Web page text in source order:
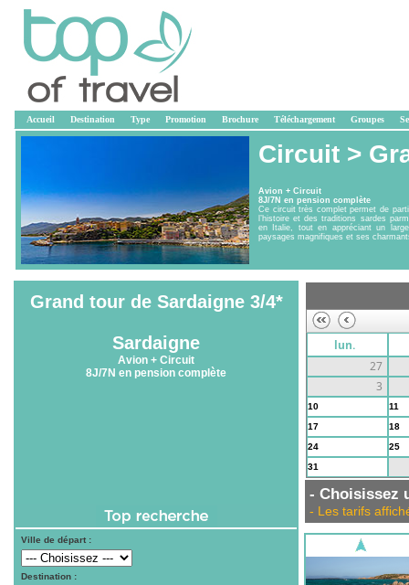
Accueil Destination Type Promotion Brochure Téléchargement Groupes
Circuit >
Avion + Circuit
8J/7N en pension complète
Ce circuit très complet permet de
l’histoire et des traditions sardes
en Italie, tout en appréciant un
paysages magnifiques et ses
Grand tour de Sardaigne 3/4*
Sardaigne
Avion + Circuit
8J/7N en pension complète
Ville de départ :
Destination :
lun.
27
3
10
11
17
18
24
25
31
- Choisissez
- Les tarifs